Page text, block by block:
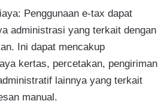
Penggunaan e-tax dapat
administrasi yang terkait dengan
Ini dapat mencakup
kertas, percetakan, pengiriman
lainnya yang terkait
manual.